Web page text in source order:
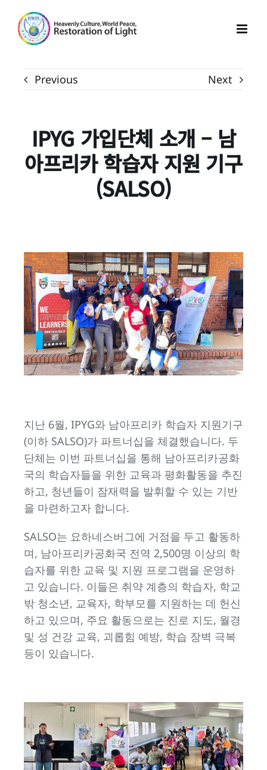
content
Previous Next
IPYG 가입단체 소개 – 남
아프리카 학습자 지원 기구
(SALSO)
지난 6월, IPYG와 남아프리카 학습자 지원기구
(이하 SALSO)가 파트너십을 체결했습니다. 두
단체는 이번 파트너십을 통해 남아프리카공화
국의 학습자들을 위한 교육과 평화활동을 추진
하고, 청년들이 잠재력을 발휘할 수 있는 기반
을 마련하고자 합니다.
SALSO는 요하네스버그에 거점을 두고 활동하
며, 남아프리카공화국 전역 2,500명 이상의 학
습자를 위한 교육 및 지원 프로그램을 운영하
고 있습니다. 이들은 취약 계층의 학습자, 학교
밖 청소년, 교육자, 학부모를 지원하는 데 헌신
하고 있으며, 주요 활동으로는 진로 지도, 월경
및 성 건강 교육, 괴롭힘 예방, 학습 장벽 극복
등이 있습니다.